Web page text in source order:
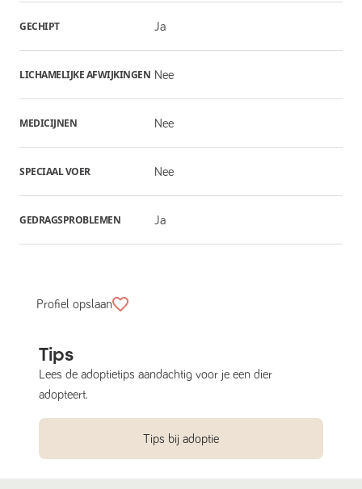
GECHIPT Ja
LICHAMELIJKE AFWIJKINGEN Nee
MEDICIJNEN Nee
SPECIAAL VOER Nee
GEDRAGSPROBLEMEN Ja
Profiel opslaan
Tips
Lees de adoptietips aandachtig voor je een dier
adopteert.
Tips bij adoptie